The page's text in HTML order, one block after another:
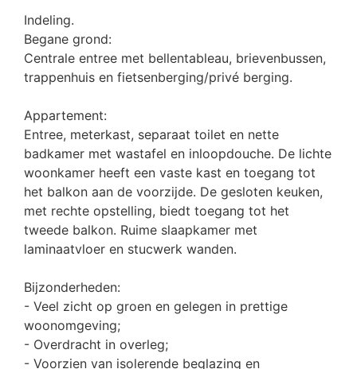
Indeling.
Begane grond:
Centrale entree met bellentableau, brievenbussen,
trappenhuis en fietsenberging/privé berging.
Appartement:
Entree, meterkast, separaat toilet en nette
badkamer met wastafel en inloopdouche. De lichte
woonkamer heeft een vaste kast en toegang tot
het balkon aan de voorzijde. De gesloten keuken,
met rechte opstelling, biedt toegang tot het
tweede balkon. Ruime slaapkamer met
laminaatvloer en stucwerk wanden.
Bijzonderheden:
- Veel zicht op groen en gelegen in prettige
woonomgeving;
- Overdracht in overleg;
- Voorzien van isolerende beglazing en